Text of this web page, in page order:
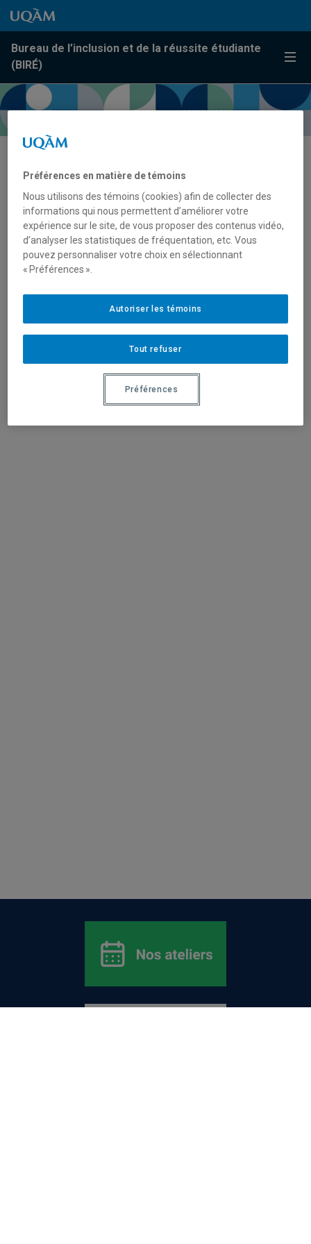
Passer au contenu
Accéder au menu principal
Accéder à la recherche
Passer au contenu
Accéder au menu principal
Bureau de l’inclusion et de la réussite étudiante
(BIRÉ)
Issues de l’international
Préférences en matière de témoins
Nous utilisons des témoins (cookies) afin de collecter des
informations qui nous permettent d’améliorer votre
expérience sur le site, de vous proposer des contenus vidéo,
d’analyser les statistiques de fréquentation, etc. Vous
pouvez personnaliser votre choix en sélectionnant
« Préférences ».
Tout refuser
Autoriser les témoins
Préférences